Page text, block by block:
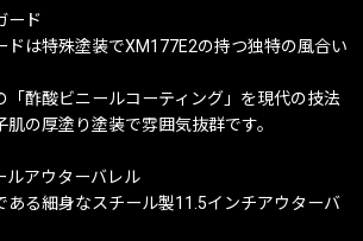
ード
ドは特殊塗装でXM177E2の持つ独特の風合い
「酢酸ビニールコーティング」を現代の技法
の厚塗り塗装で雰囲気抜群です。
ルアウターバレル
ある細身なスチール製11.5インチアウターバ